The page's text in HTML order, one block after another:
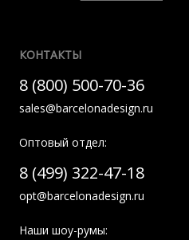
КОНТАКТЫ
8 (800) 500-70-36
sales@barcelonadesign.ru
Оптовый отдел:
8 (499) 322-47-18
opt@barcelonadesign.ru
Наши шоу-румы: